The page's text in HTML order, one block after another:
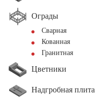
Ограды
Сварная
Кованная
Гранитная
Цветники
Надгробная плита